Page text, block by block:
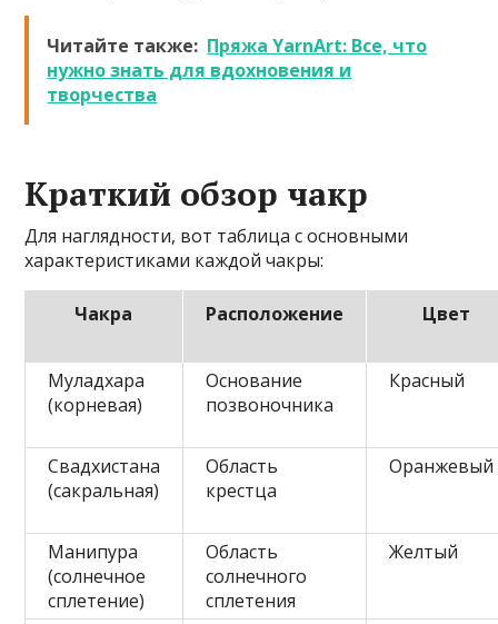
Читайте также: Пряжа YarnArt: Все, что
нужно знать для вдохновения и
творчества
Краткий обзор чакр
Для наглядности, вот таблица с основными
характеристиками каждой чакры:
Чакра Расположение Цвет
Муладхара
(корневая)
Основание
позвоночника
Красный
Свадхистана
(сакральная)
Область
крестца
Оранжевый
Манипура
(солнечное
сплетение)
Область
солнечного
сплетения
Желтый